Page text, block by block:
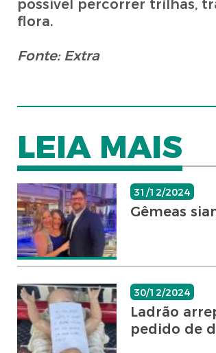
possível percorrer trilhas,
flora.
Fonte: Extra
LEIA MAIS
31/12/2024
Gêmeas
30/12/2024
Ladrão
pedido de